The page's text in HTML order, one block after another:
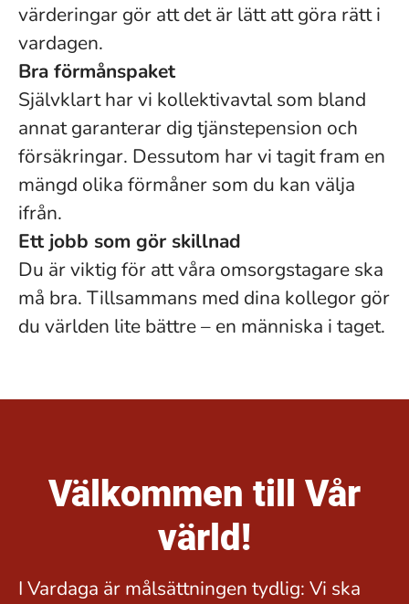
värderingar gör att det är lätt att göra rätt i
vardagen.
Bra förmånspaket
Självklart har vi kollektivavtal som bland
annat garanterar dig tjänstepension och
försäkringar. Dessutom har vi tagit fram en
mängd olika förmåner som du kan välja
ifrån.
Ett jobb som gör skillnad
Du är viktig för att våra omsorgstagare ska
må bra. Tillsammans med dina kollegor gör
du världen lite bättre – en människa i taget.
Välkommen till Vår
värld!
I Vardaga är målsättningen tydlig: Vi ska